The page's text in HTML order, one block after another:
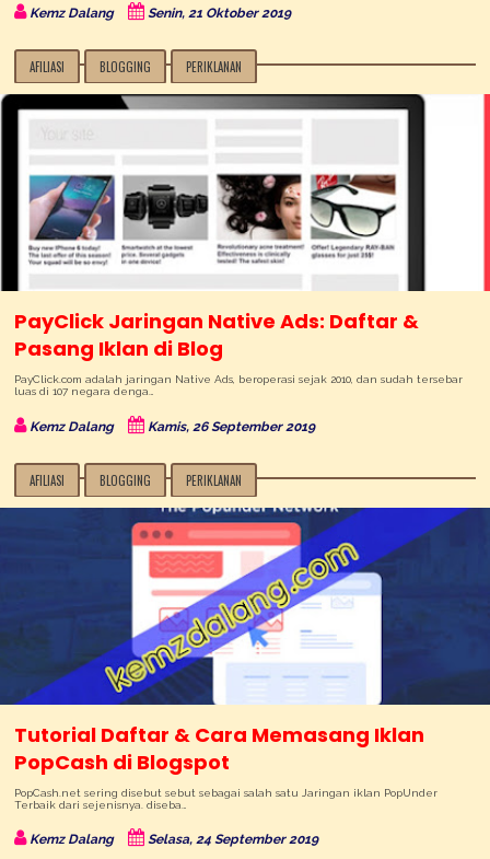
Kemz Dalang Senin, 21 Oktober 2019
AFILIASI BLOGGING PERIKLANAN
PayClick Jaringan Native Ads: Daftar &
Pasang Iklan di Blog
PayClick.com adalah jaringan Native Ads, beroperasi sejak 2010, dan sudah tersebar
luas di 107 negara denga…
Kemz Dalang Kamis, 26 September 2019
AFILIASI BLOGGING PERIKLANAN
Tutorial Daftar & Cara Memasang Iklan
PopCash di Blogspot
PopCash.net sering disebut sebut sebagai salah satu Jaringan iklan PopUnder
Terbaik dari sejenisnya. diseba…
Kemz Dalang Selasa, 24 September 2019